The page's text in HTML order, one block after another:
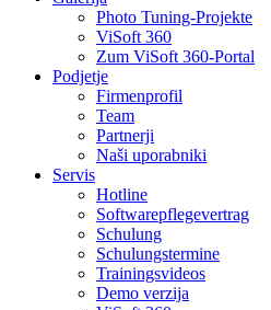
Photo Tuning-Projekte
ViSoft 360
Zum ViSoft 360-Portal
Podjetje
Firmenprofil
Team
Partnerji
Naši uporabniki
Servis
Hotline
Softwarepflegevertrag
Schulung
Schulungstermine
Trainingsvideos
Demo verzija